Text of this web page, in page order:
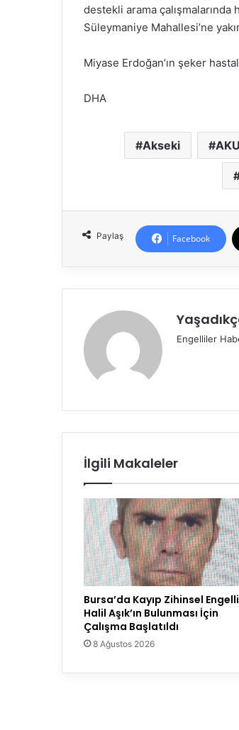
destekli arama çalışmalarında
Süleymaniye Mahallesi’ne
Miyase Erdoğan’ın şeker
DHA
Akseki
Paylaş Facebook
Engelliler
İlgili Makaleler
Bursa’da Kayıp Zihinsel Engelli
Halil Aşık’ın Bulunması İçin
Çalışma Başlatıldı
8 Ağustos 2026